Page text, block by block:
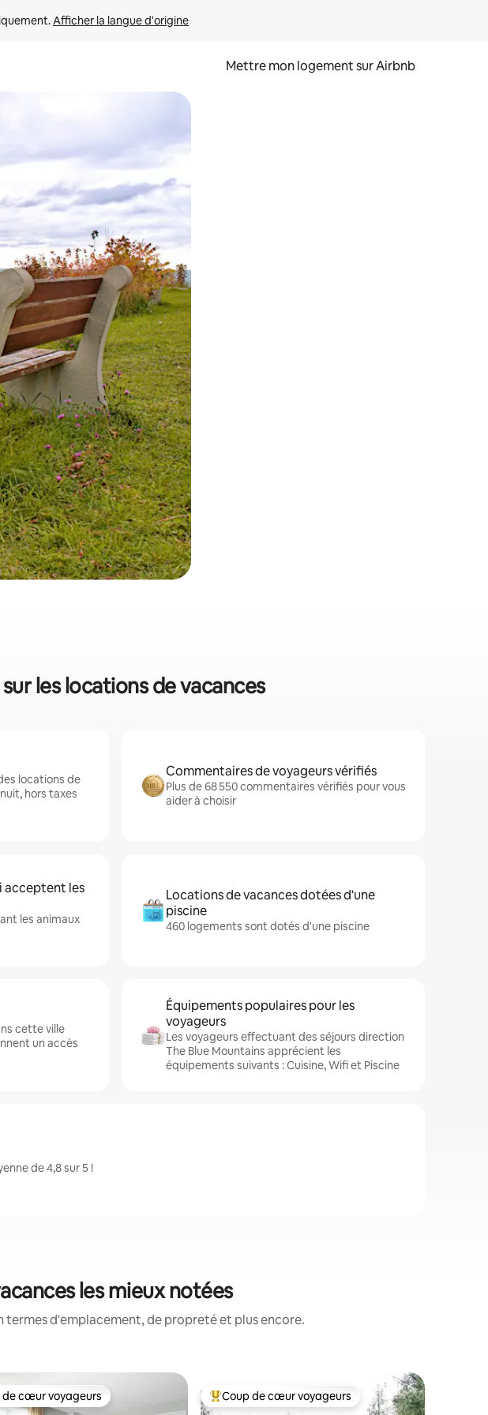
Afficher la langue d'origine
Mettre mon logement sur Airbnb
ou en appuyant et en faisant glisser.
les locations de vacances
locations de
hors taxes
Commentaires de voyageurs vérifiés
Plus de 68 550 commentaires vérifiés pour vous
aider à choisir
acceptent les
les animaux
Locations de vacances dotées d'une
piscine
460 logements sont dotés d'une piscine
cette ville
un accès
Équipements populaires pour les
voyageurs
Les voyageurs effectuant des séjours direction
The Blue Mountains apprécient les
équipements suivants : Cuisine, Wifi et Piscine
de 4,8 sur 5 !
les mieux notées
termes d'emplacement, de propreté et plus encore.
de cœur voyageurs
de cœur voyageurs Coups de cœur voyageurs les plus appréciés
Coup de cœur voyageurs